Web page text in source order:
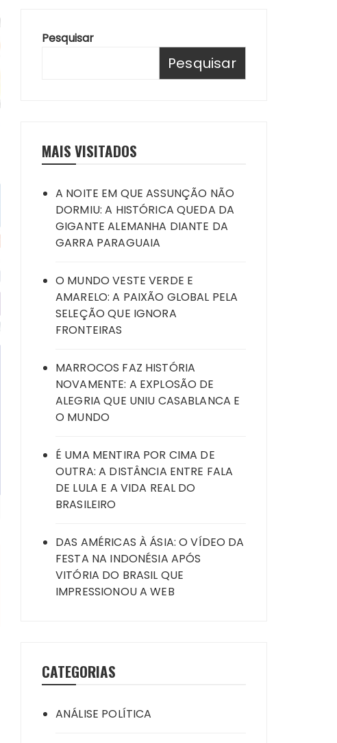
Pesquisar
Pesquisar
MAIS VISITADOS
A NOITE EM QUE ASSUNÇÃO NÃO
DORMIU: A HISTÓRICA QUEDA DA
GIGANTE ALEMANHA DIANTE DA
GARRA PARAGUAIA
O MUNDO VESTE VERDE E
AMARELO: A PAIXÃO GLOBAL PELA
SELEÇÃO QUE IGNORA
FRONTEIRAS
MARROCOS FAZ HISTÓRIA
NOVAMENTE: A EXPLOSÃO DE
ALEGRIA QUE UNIU CASABLANCA E
O MUNDO
É UMA MENTIRA POR CIMA DE
OUTRA: A DISTÂNCIA ENTRE FALA
DE LULA E A VIDA REAL DO
BRASILEIRO
DAS AMÉRICAS À ÁSIA: O VÍDEO DA
FESTA NA INDONÉSIA APÓS
VITÓRIA DO BRASIL QUE
IMPRESSIONOU A WEB
CATEGORIAS
ANÁLISE POLÍTICA